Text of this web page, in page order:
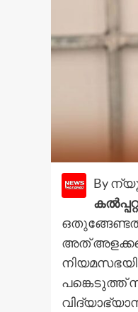
By
കൽപ്പറ്റ
അത്
പങ്കെടുത്ത്